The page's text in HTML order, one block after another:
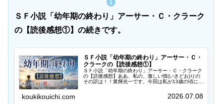
ＳＦ小説「幼年期の終わり」アーサー・Ｃ・クラーク
の【読後感想①】の続きです。
ＳＦ小説「幼年期の終わり」アーサー・Ｃ・
クラークの【読後感想①】
ＳＦ小説「幼年期の終わり」アーサー・Ｃ・クラーク
の【読後感想】ああ、私の、激しい憤(いきどお)りの
その訳は！！黄輝光一です。今回は私が13歳の頃に読
koukikouichi.com 2026.07.08